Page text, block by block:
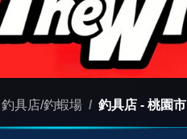
具店/釣蝦場 釣具店 - 桃園市